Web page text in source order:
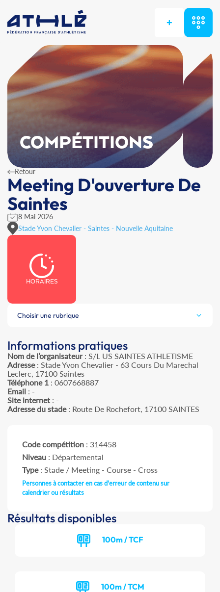
+
COMPÉTITIONS
Retour
Meeting D'ouverture De
Saintes
8 Mai 2026
Stade Yvon Chevalier - Saintes - Nouvelle Aquitaine
HORAIRES
Choisir une rubrique
Informations pratiques
Nom de l’organisateur: S/L US SAINTES ATHLETISME
Adresse: Stade Yvon Chevalier - 63 Cours Du Marechal
Leclerc, 17100 Saintes
Téléphone 1 : 0607668887
Email : -
Site internet : -
Adresse du stade: Route De Rochefort, 17100 SAINTES
Code compétition : 314458
Niveau : Départemental
Type: Stade / Meeting - Course - Cross
Personnes à contacter en cas d'erreur de contenu sur
calendrier ou résultats
Résultats disponibles
100m / TCF
100m / TCM